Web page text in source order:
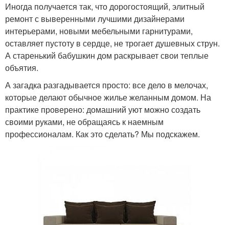
Иногда получается так, что дорогостоящий, элитный
ремонт с выверенными лучшими дизайнерами
интерьерами, новыми мебельными гарнитурами,
оставляет пустоту в сердце, не трогает душевных струн.
А старенький бабушкин дом раскрывает свои теплые
объятия.
А загадка разгадывается просто: все дело в мелочах,
которые делают обычное жилье желанным домом. На
практике проверено: домашний уют можно создать
своими руками, не обращаясь к наемным
профессионалам. Как это сделать? Мы подскажем.